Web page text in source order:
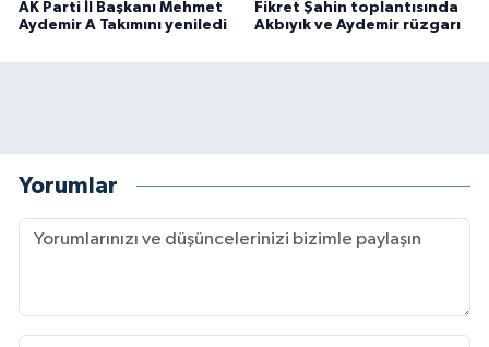
AK Parti İl Başkanı Mehmet
Aydemir A Takımını yeniledi
Fikret Şahin toplantısında
Akbıyık ve Aydemir rüzgarı
Yorumlar